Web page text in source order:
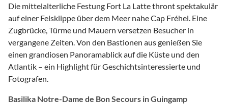
Die mittelalterliche Festung Fort La Latte thront spektakulär
auf einer Felsklippe über dem Meer nahe Cap Fréhel. Eine
Zugbrücke, Türme und Mauern versetzen Besucher in
vergangene Zeiten. Von den Bastionen aus genießen Sie
einen grandiosen Panoramablick auf die Küste und den
Atlantik – ein Highlight für Geschichtsinteressierte und
Fotografen.
Basilika Notre-Dame de Bon Secours in Guingamp